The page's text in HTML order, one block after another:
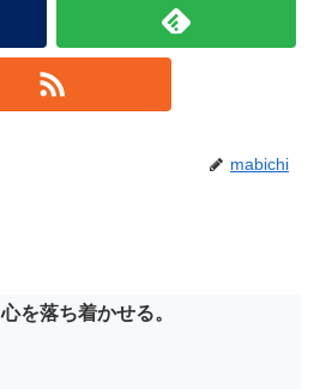
mabichi
心を落ち着かせる。